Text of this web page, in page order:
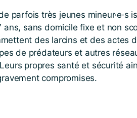
parfois très jeunes mineur·e·s
sans domicile fixe et non
des larcins et des actes
de prédateurs et autres
propres santé et sécurité
compromises.